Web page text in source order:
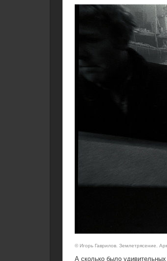
© Игорь Гаврилов. Землетрясение.
А сколько было